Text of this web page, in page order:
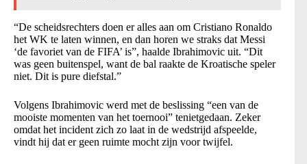
“De scheidsrechters doen er alles aan om Cristiano Ronaldo
het WK te laten winnen, en dan horen we straks dat Messi
‘de favoriet van de FIFA’ is”, haalde Ibrahimovic uit. “Dit
was geen buitenspel, want de bal raakte de Kroatische speler
niet. Dit is pure diefstal.”
Volgens Ibrahimovic werd met de beslissing “een van de
mooiste momenten van het toernooi” tenietgedaan. Zeker
omdat het incident zich zo laat in de wedstrijd afspeelde,
vindt hij dat er geen ruimte mocht zijn voor twijfel.